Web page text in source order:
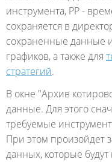
инструмента, PP -
сохраняется в
сохраненные данные
графиков, а также для
стратегий.
В окне "Архив
данные. Для этого
требуемые
При этом произойдет
данных, которые